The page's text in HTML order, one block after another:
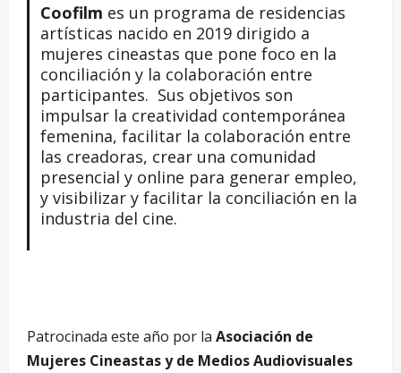
Coofilm es un programa de residencias
artísticas nacido en 2019 dirigido a
mujeres cineastas que pone foco en la
conciliación y la colaboración entre
participantes. Sus objetivos son
impulsar la creatividad contemporánea
femenina, facilitar la colaboración entre
las creadoras, crear una comunidad
presencial y online para generar empleo,
y visibilizar y facilitar la conciliación en la
industria del cine.
Patrocinada este año por la Asociación de
Mujeres Cineastas y de Medios Audiovisuales